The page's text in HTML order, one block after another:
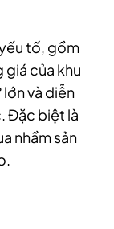
tố, gồm
của khu
và diễn
Đặc biệt là
nhầm sản